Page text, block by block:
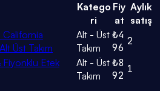
Katego
ri
Fiy
at
Aylık
satış
California
Üst Takım
Alt - Üst
Takım
₺4
96
2
Fiyonklu Etek
Alt - Üst
Takım
₺8
92
1